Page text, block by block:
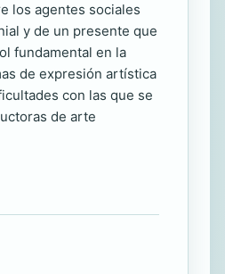
los agentes sociales
y de un presente que
fundamental en la
de expresión artística
con las que se
de arte